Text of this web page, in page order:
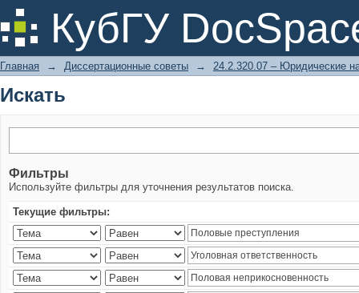
КубГУ
Искать
Главная → Диссертационные советы → 24.2.320.07 – Юридические
Искать
Фильтры
Используйте фильтры для уточнения результатов поиска.
Текущие фильтры: